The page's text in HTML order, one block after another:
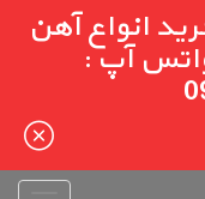
انواع آهن
آپ :